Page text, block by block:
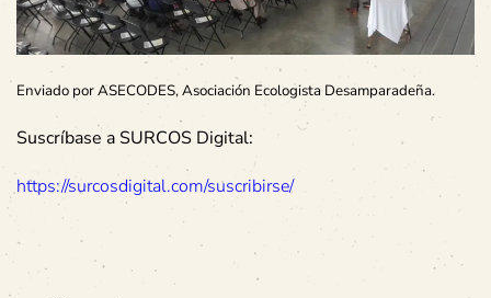
Enviado por ASECODES, Asociación Ecologista Desamparadeña.
Suscríbase a SURCOS Digital:
https://surcosdigital.com/suscribirse/